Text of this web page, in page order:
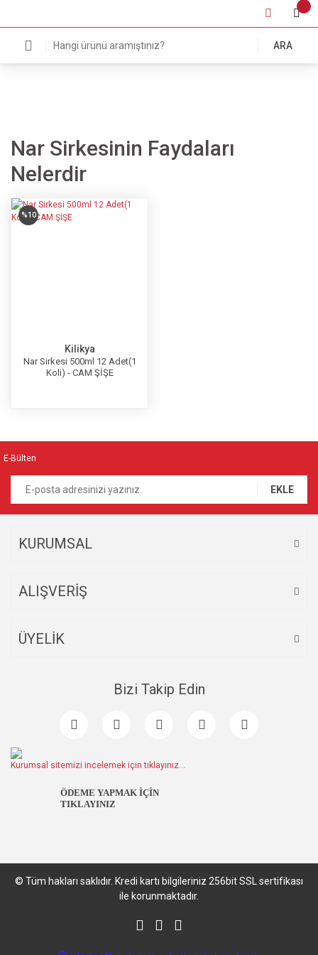
ARA
Nar Sirkesinin Faydaları
Nelerdir
%10
Kilikya
Nar Sirkesi 500ml 12 Adet(1
Koli) - CAM ŞİŞE
E-Bülten
EKLE
KURUMSAL
ALIŞVERİŞ
ÜYELİK
Bizi Takip Edin
Kurumsal sitemizi incelemek için tıklayınız...
ÖDEME YAPMAK İÇİN
TIKLAYINIZ
© Tüm hakları saklıdır. Kredi kartı bilgileriniz 256bit SSL sertifikası
ile korunmaktadır.